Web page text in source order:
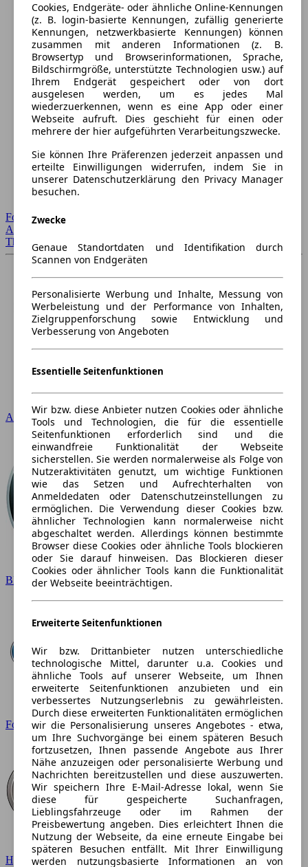
Forum Startseite
Alle Auto-Foren
Themen-Forum
Audi
BMW
Ford
Hyundai
Cookies, Endgeräte- oder ähnliche Online-Kennungen
(z. B. login-basierte Kennungen, zufällig generierte
Kennungen, netzwerkbasierte Kennungen) können
zusammen mit anderen Informationen (z. B.
Browsertyp und Browserinformationen, Sprache,
Bildschirmgröße, unterstützte Technologien usw.) auf
Ihrem Endgerät gespeichert oder von dort
ausgelesen werden, um es jedes Mal
wiederzuerkennen, wenn es eine App oder einer
Webseite aufruft. Dies geschieht für einen oder
mehrere der hier aufgeführten Verarbeitungszwecke.
Sie können Ihre Präferenzen jederzeit anpassen und
erteilte Einwilligungen widerrufen, indem Sie in
unserer Datenschutzerklärung den Privacy Manager
besuchen.
Zwecke
Genaue Standortdaten und Identifikation durch
Scannen von Endgeräten
Personalisierte Werbung und Inhalte, Messung von
Werbeleistung und der Performance von Inhalten,
Zielgruppenforschung sowie Entwicklung und
Verbesserung von Angeboten
Essentielle Seitenfunktionen
Wir bzw. diese Anbieter nutzen Cookies oder ähnliche
Tools und Technologien, die für die essentielle
Seitenfunktionen erforderlich sind und die
einwandfreie Funktionalität der Webseite
sicherstellen. Sie werden normalerweise als Folge von
Nutzeraktivitäten genutzt, um wichtige Funktionen
wie das Setzen und Aufrechterhalten von
Anmeldedaten oder Datenschutzeinstellungen zu
ermöglichen. Die Verwendung dieser Cookies bzw.
ähnlicher Technologien kann normalerweise nicht
abgeschaltet werden. Allerdings können bestimmte
Browser diese Cookies oder ähnliche Tools blockieren
oder Sie darauf hinweisen. Das Blockieren dieser
Cookies oder ähnlicher Tools kann die Funktionalität
der Webseite beeinträchtigen.
Erweiterte Seitenfunktionen
Wir bzw. Drittanbieter nutzen unterschiedliche
technologische Mittel, darunter u.a. Cookies und
ähnliche Tools auf unserer Webseite, um Ihnen
erweiterte Seitenfunktionen anzubieten und ein
verbessertes Nutzungserlebnis zu gewährleisten.
Durch diese erweiterten Funktionalitäten ermöglichen
wir die Personalisierung unseres Angebotes - etwa,
um Ihre Suchvorgänge bei einem späteren Besuch
fortzusetzen, Ihnen passende Angebote aus Ihrer
Nähe anzuzeigen oder personalisierte Werbung und
Nachrichten bereitzustellen und diese auszuwerten.
Wir speichern Ihre E-Mail-Adresse lokal, wenn Sie
diese für gespeicherte Suchanfragen,
Lieblingsfahrzeuge oder im Rahmen der
Preisbewertung angeben. Dies erleichtert Ihnen die
Nutzung der Webseite, da eine erneute Eingabe bei
späteren Besuchen entfällt. Mit Ihrer Einwilligung
werden nutzungsbasierte Informationen an von